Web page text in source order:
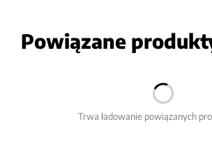
Powiązane
Trwa ładowanie powiązanych